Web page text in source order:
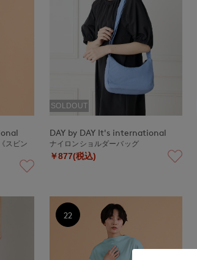
スビン
SOLDOUT
DAY by DAY It's international
ナイロンショルダーバッグ
￥877(税込)
22